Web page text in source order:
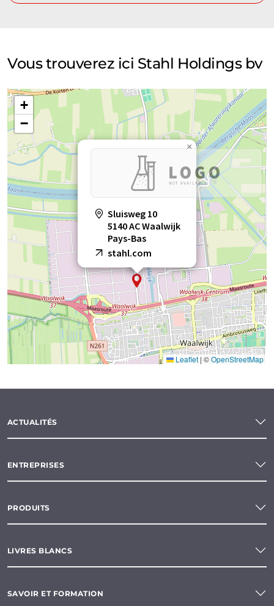
Vous trouverez ici Stahl Holdings bv
Sluisweg 10
5140 AC Waalwijk
Pays-Bas
stahl.com
×
+
−
Leaflet | ©OpenStreetMap
ACTUALITÉS
ENTREPRISES
PRODUITS
LIVRES BLANCS
SAVOIR ET FORMATION